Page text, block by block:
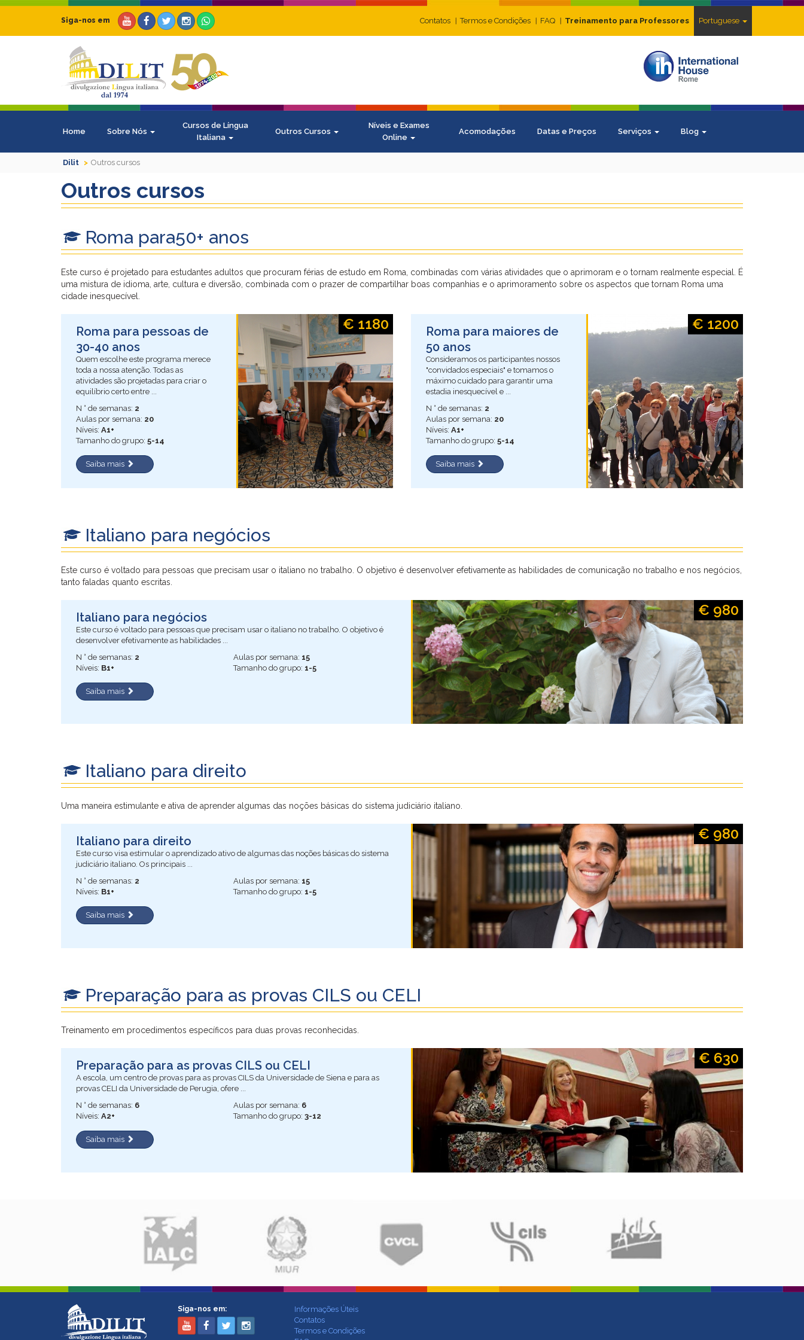
Contatos Termos e Condições FAQ Treinamento para Professores Portuguese
Siga-nos em
Home Sobre Nós
Cursos de Língua
Italiana
Outros Cursos
Níveis e Exames
Online
Acomodações Datas e Preços Serviços Blog
Dilit Outros cursos
Outros cursos
Roma para50+ anos
Este curso é projetado para estudantes adultos que procuram férias de estudo em Roma, combinadas com várias atividades que o aprimoram e o tornam realmente especial. É
uma mistura de idioma, arte, cultura e diversão, combinada com o prazer de compartilhar boas companhias e o aprimoramento sobre os aspectos que tornam Roma uma
cidade inesquecível.
Roma para pessoas de
30-40 anos
Quem escolhe este programa merece
toda a nossa atenção. Todas as
atividades são projetadas para criar o
equilíbrio certo entre ...
N ° de semanas: 2
Aulas por semana: 20
Níveis: A1+
Tamanho do grupo: 5-14
Saiba mais
€ 1180
Roma para maiores de
50 anos
Consideramos os participantes nossos
"convidados especiais" e tomamos o
máximo cuidado para garantir uma
estadia inesquecível e ...
N ° de semanas: 2
Aulas por semana: 20
Níveis: A1+
Tamanho do grupo: 5-14
Saiba mais
€ 1200
Italiano para negócios
Este curso é voltado para pessoas que precisam usar o italiano no trabalho. O objetivo é desenvolver efetivamente as habilidades de comunicação no trabalho e nos negócios,
tanto faladas quanto escritas.
Italiano para negócios
Este curso é voltado para pessoas que precisam usar o italiano no trabalho. O objetivo é
desenvolver efetivamente as habilidades ...
N ° de semanas: 2 Aulas por semana: 15
Níveis: B1+ Tamanho do grupo: 1-5
Saiba mais
€ 980
Italiano para direito
Uma maneira estimulante e ativa de aprender algumas das noções básicas do sistema judiciário italiano.
Italiano para direito
Este curso visa estimular o aprendizado ativo de algumas das noções básicas do sistema
judiciário italiano. Os principais ...
N ° de semanas: 2 Aulas por semana: 15
Níveis: B1+ Tamanho do grupo: 1-5
Saiba mais
€ 980
Preparação para as provas CILS ou CELI
Treinamento em procedimentos específicos para duas provas reconhecidas.
Preparação para as provas CILS ou CELI
A escola, um centro de provas para as provas CILS da Universidade de Siena e para as
provas CELI da Universidade de Perugia, ofere ...
N ° de semanas: 6 Aulas por semana: 6
Níveis: A2+ Tamanho do grupo: 3-12
Saiba mais
€ 630
Siga-nos em:
Informações Úteis
Contatos
Termos e Condições